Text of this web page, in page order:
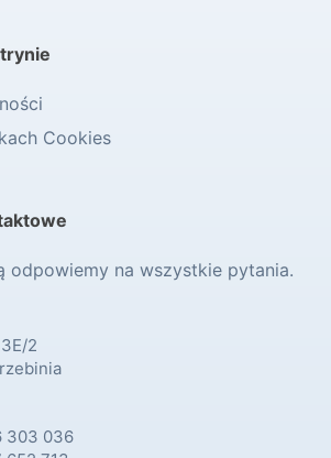
Cookies
odpowiemy na wszystkie pytania.
2
303 036